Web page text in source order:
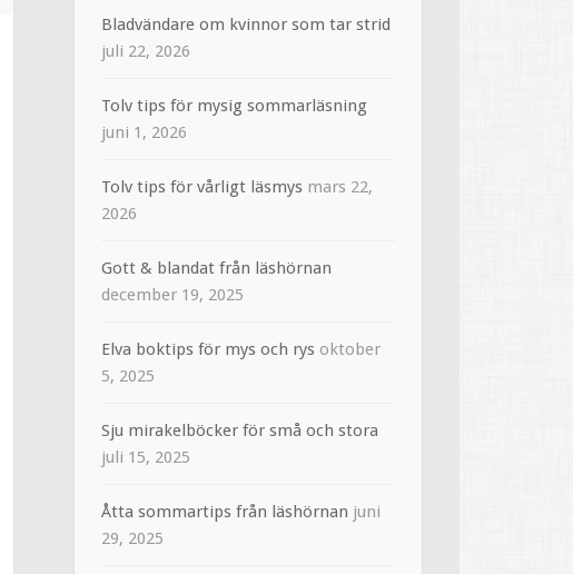
Bladvändare om kvinnor som tar strid
juli 22, 2026
Tolv tips för mysig sommarläsning
juni 1, 2026
Tolv tips för vårligt läsmys mars 22,
2026
Gott & blandat från läshörnan
december 19, 2025
Elva boktips för mys och rys oktober
5, 2025
Sju mirakelböcker för små och stora
juli 15, 2025
Åtta sommartips från läshörnan juni
29, 2025